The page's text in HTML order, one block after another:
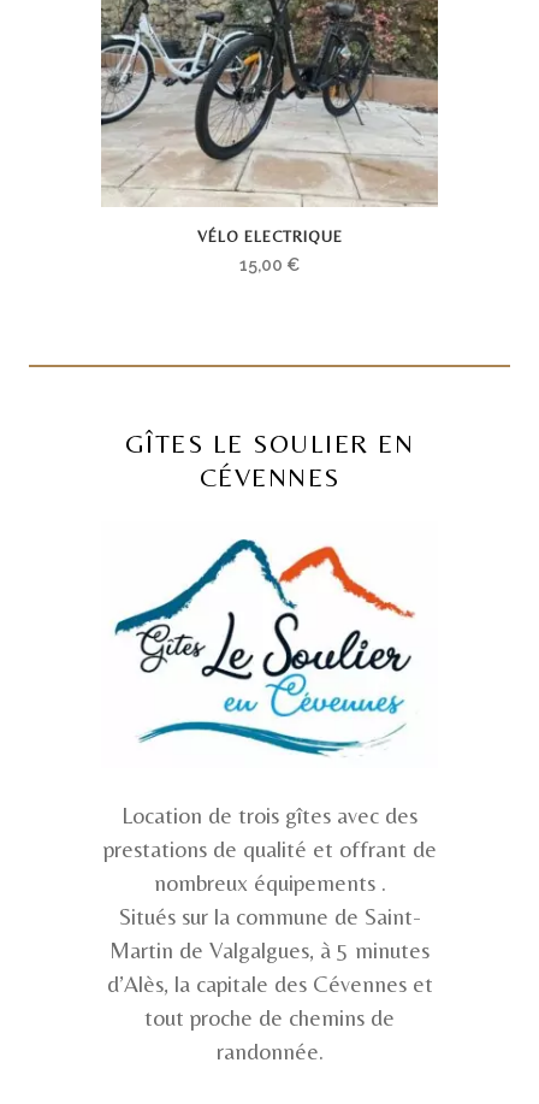
VÉLO ELECTRIQUE
15,00 €
GÎTES LE SOULIER EN
CÉVENNES
Location de trois gîtes avec des
prestations de qualité et offrant de
nombreux équipements .
​Situés sur la commune de Saint-
Martin de Valgalgues, à 5 minutes
d’Alès, la capitale des Cévennes et
tout proche de chemins de
randonnée.